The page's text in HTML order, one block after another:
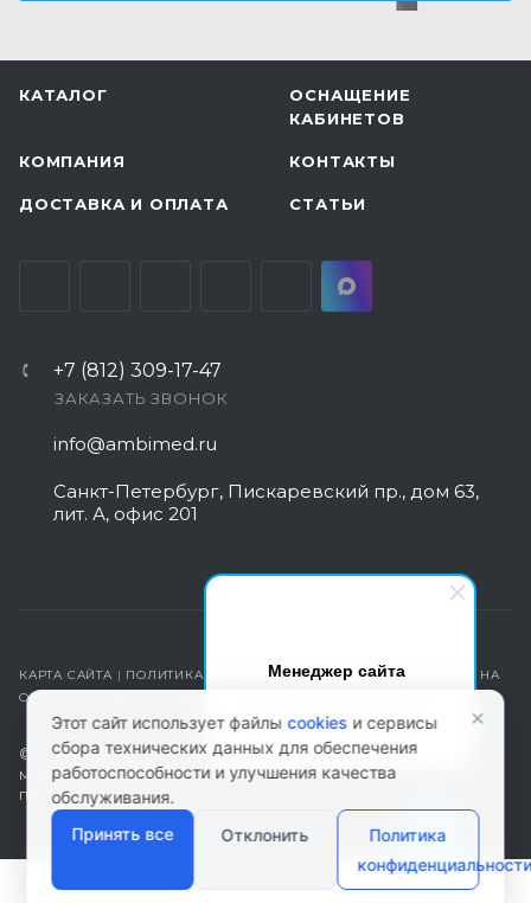
Менеджер сайта
вам. Напишите мне, если у
вас появятся вопросы.
КАТАЛОГ
ОСНАЩЕНИЕ
КАБИНЕТОВ
КОМПАНИЯ КОНТАКТЫ
ДОСТАВКА И ОПЛАТА СТАТЬИ
+7 (812) 309-17-47
ЗАКАЗАТЬ ЗВОНОК
info@ambimed.ru
Санкт-Петербург, Пискаревский пр., дом 63,
лит. А, офис 201
КАРТА САЙТА | ПОЛИТИКА КОНФИДЕНЦИАЛЬНОСТИ|СОГЛАСИЕ НА
ОБРАБОТКУ ПЕРСОНАЛЬНЫХ ДАННЫХ
© 2026 ambimed.ru - Медицинское оборудование и
медтехника. Информация на этом ресурсе не является
публичной офертой.
Этот сайт использует файлыcookies и сервисы
сбора технических данных для обеспечения
работоспособности и улучшения качества
обслуживания.
Принять все
Отклонить
Политика
конфиденциальности
×